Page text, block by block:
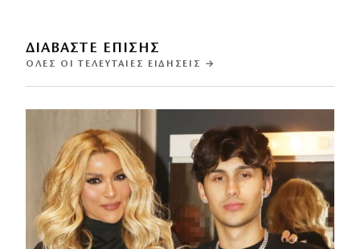
ΔΙΑΒΑΣΤΕ ΕΠΙΣΗΣ
ΌΛΕΣ ΟΙ ΤΕΛΕΥΤΑΊΕΣ ΕΙΔΉΣΕΙΣ →